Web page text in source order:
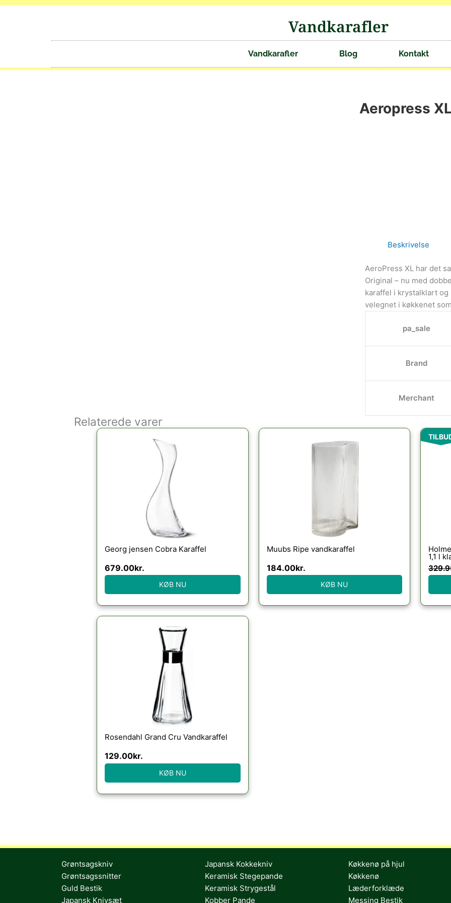
Gå
Vandkarafler
Vandkarafler Blog Kontakt
Aeropress
Beskrivelse
AeroPress XL har det
Original – nu med
karaffel i krystalklart og
velegnet i køkkenet
pa_sale
Brand
Merchant
Relaterede varer
Georg jensen Cobra Karaffel
679.00kr.
KØB NU
Muubs Ripe vandkaraffel
184.00kr.
KØB NU
1,1 l
Rosendahl Grand Cru Vandkaraffel
129.00kr.
KØB NU
Grøntsagskniv
Grøntsagssnitter
Guld Bestik
Japansk Knivsæt
Japansk Kokkekniv
Keramisk Stegepande
Keramisk Strygestål
Kobber Pande
Køkkenø på hjul
Køkkenø
Læderforklæde
Messing Bestik